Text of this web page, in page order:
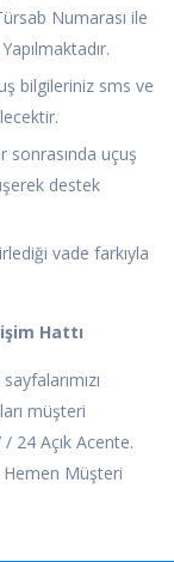
Numarası ile
bilgileriniz sms ve
sonrasında uçuş
destek
vade farkıyla
Hattı
müşteri
24 Açık Acente.
Hemen Müşteri